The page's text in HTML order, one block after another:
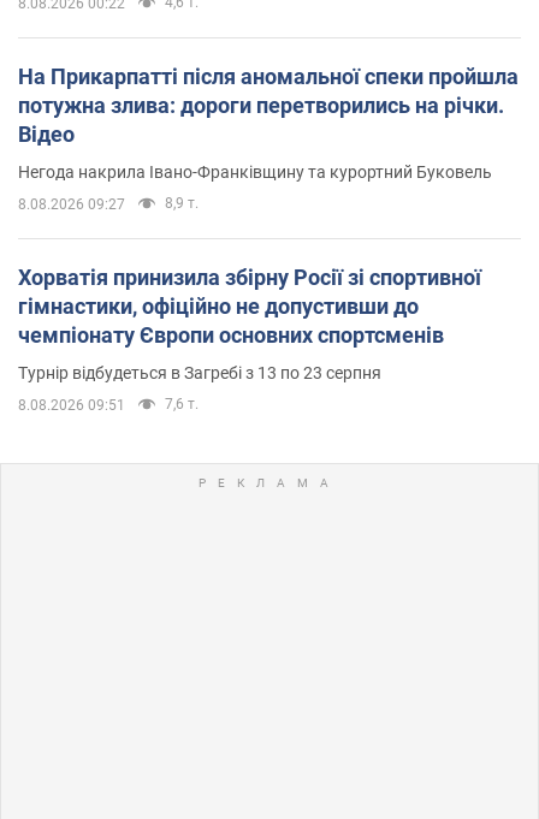
На Прикарпатті після аномальної спеки пройшла
потужна злива: дороги перетворились на річки.
Відео
Негода накрила Івано-Франківщину та курортний Буковель
8.08.2026 09:27 8,9 т.
Хорватія принизила збірну Росії зі спортивної
гімнастики, офіційно не допустивши до
чемпіонату Європи основних спортсменів
Турнір відбудеться в Загребі з 13 по 23 серпня
8.08.2026 09:51 7,6 т.